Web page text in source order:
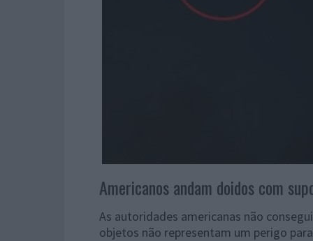
Americanos andam doidos com
As autoridades americanas não
objetos não representam um perigo